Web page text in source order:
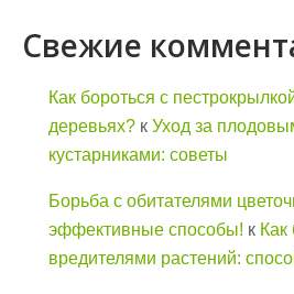
Свежие
Как бороться с
деревьях? к Уход за
кустарниками: советы
Борьба с обитателями
эффективные способы! к Как
вредителями растений: